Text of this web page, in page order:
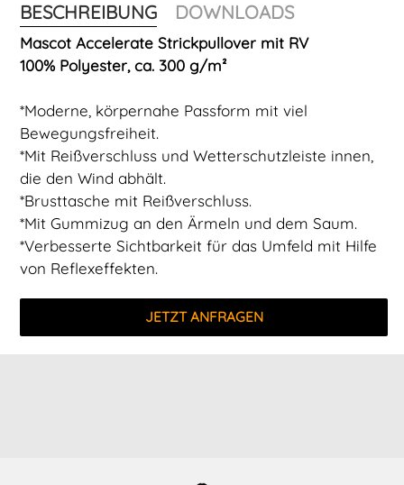
BESCHREIBUNG DOWNLOADS
Mascot Accelerate Strickpullover mit RV
100% Polyester, ca. 300 g/m²
*Moderne, körpernahe Passform mit viel
Bewegungsfreiheit.
*Mit Reißverschluss und Wetterschutzleiste innen,
die den Wind abhält.
*Brusttasche mit Reißverschluss.
*Mit Gummizug an den Ärmeln und dem Saum.
*Verbesserte Sichtbarkeit für das Umfeld mit Hilfe
von Reflexeffekten.
JETZT ANFRAGEN